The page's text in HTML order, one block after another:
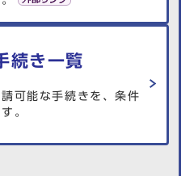
続き一覧
可能な手続きを、条件
。